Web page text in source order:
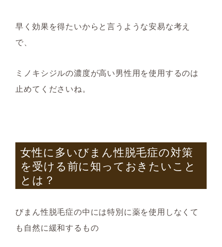
早く 効果を得たいからと言うような安易な考え
で、
ミノキシジルの濃度が高い男性用を使用するのは
止めてくださいね。
女性に多いびまん性脱毛症の対策
を受ける前に知っておきたいこと
とは？
びまん性脱毛症の中には特別に薬を使用しなくて
も自然に緩和するもの